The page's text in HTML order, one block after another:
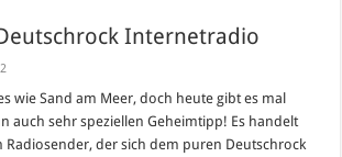
Internetradio
2
wie Sand am Meer, doch heute gibt es mal
auch sehr speziellen Geheimtipp! Es handelt
Radiosender, der sich dem puren Deutschrock